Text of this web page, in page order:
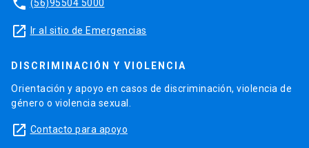
phone (56)95504 5000
launch Ir al sitio de Emergencias
DISCRIMINACIÓN Y VIOLENCIA
Orientación y apoyo en casos de discriminación, violencia de
género o violencia sexual.
launch Contacto para apoyo